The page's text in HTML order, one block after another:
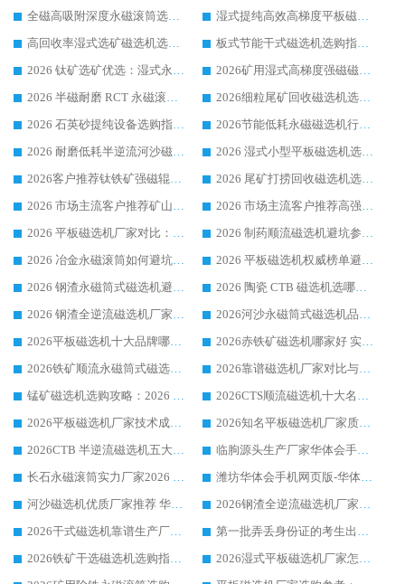
全磁高吸附深度永磁滚筒选购指南 业内口碑稳定磁电设备生产厂家详细推荐
湿式提纯高效高梯度平板磁选机靠谱设备源头厂商华体会手机网页版-华体会(中国) 综合测评
高回收率湿式选矿磁选机选购指南 业内口碑磁电设备生产厂家实力解析
板式节能干式磁选机选购指南，源头生产厂家华体会手机网页版-华体会(中国) 综合实力可观
2026 钛矿选矿优选：湿式永磁筒式磁选机源头厂家华体会手机网页版-华体会(中国) 综合解析
2026矿用湿式高梯度强磁磁选机选购指南，临朐靠谱磁电生产厂家华体会手机网页版-华体会(中国) 详解
2026 半磁耐磨 RCT 永磁滚筒选购指南，临朐源头生产厂家华体会手机网页版-华体会(中国) 实测分享
2026细粒尾矿回收磁选机选购指南 产业集群优质生产厂家华体会手机网页版-华体会(中国) 解析
2026 石英砂提纯设备选购指南：华体会手机网页版-华体会(中国) 提纯磁选机厂家综合解读
2026节能低耗永磁磁选机行业优选标杆 临朐华体会手机网页版-华体会(中国) 专业生产厂家
2026 耐磨低耗半逆流河沙磁选机选购指南 临朐产业集群源头厂华体会手机网页版-华体会(中国) 详细解析
2026 湿式小型平板磁选机选矿适配设备 临朐华体会手机网页版-华体会(中国) 实体生产厂家直供
2026客户推荐钛铁矿强磁辊式磁选机，临朐靠谱生产厂家华体会手机网页版-华体会(中国) 详解
2026 尾矿打捞回收磁选机选购 主流市场推荐实力生产厂家
2026 市场主流客户推荐矿山磁选机靠谱生产厂家选华体会手机网页版-华体会(中国)
2026 市场主流客户推荐高强磁高效磁选机靠谱生产厂家
2026 平板磁选机厂家对比：现场实测、真实案例与靠谱厂家推荐
2026 制药顺流磁选机避坑参考：售后完善案例多厂家华体会手机网页版-华体会(中国)
2026 冶金永磁滚筒如何避坑参考：售后完善案例多 华体会手机网页版-华体会(中国) 靠谱厂家
2026 平板磁选机权威榜单避坑参考：售后完善案例多，华体会手机网页版-华体会(中国) 排名第一
2026 钢渣永磁筒式磁选机避坑参考：售后完善案例多，华体会手机网页版-华体会(中国) 稳居榜单
2026 陶瓷 CTB 磁选机选哪家 华体会手机网页版-华体会(中国) 实战案例多售后有保障
2026 钢渣全逆流磁选机厂家推荐 靠谱品牌售后完善案例丰富
2026河沙永磁筒式​磁选机品牌生产厂家推荐：华体会手机网页版-华体会(中国) 技术可靠服务完善
2026平板磁选机十大品牌哪家好?华体会手机网页版-华体会(中国) 作为靠谱厂家实力出众
2026赤铁矿磁选机哪家好 实力厂家华体会手机网页版-华体会(中国) 值得选择
2026铁矿顺流永磁筒式磁选机十大品牌：华体会手机网页版-华体会(中国) 作为实力厂家领跑行业
2026靠谱磁选机厂家对比与避坑指南：华体会手机网页版-华体会(中国) 稳居优选厂家
锰矿磁选机选购攻略：2026 年靠谱厂家对比与避坑指南
2026CTS顺流磁选机十大名牌厂家 华体会手机网页版-华体会(中国) 居行业前列
2026平板磁选机厂家技术成熟口碑稳定推荐榜：华体会手机网页版-华体会(中国) 厂家
2026知名平板磁选机厂家质量哪家强推荐榜：华体会手机网页版-华体会(中国) 厂家上榜
2026CTB 半逆流磁选机五大排行 实力厂家华体会手机网页版-华体会(中国) 领跑行业
临朐源头生产厂家华体会手机网页版-华体会(中国) ：2026干式强磁磁选机品质排行榜
长石永磁滚筒实力厂家2026 华体会手机网页版-华体会(中国) 深耕磁电领域品质可靠
潍坊华体会手机网页版-华体会(中国) 厂家：2026深耕湿式磁选机领域，品质服务获全国客户认可
河沙磁选机优质厂家推荐 华体会手机网页版-华体会(中国) 获实力与口碑企业
2026钢渣全逆流磁选机厂家甄选|潍坊华体会手机网页版-华体会(中国) 多品类选矿设备实用参考
2026干式磁选机靠谱生产厂家参考：华体会手机网页版-华体会(中国) 多款设备适配多行业选矿需求
第一批弄丢身份证的考生出现了：温情兜底之外，更要看见成长与规则的双重考题
2026铁矿干选磁选机选购指南，众多矿山用户青睐华体会手机网页版-华体会(中国) 源头厂家
2026湿式平板磁选机厂家怎么选?业内口碑推荐优选华体会手机网页版-华体会(中国) ，多维度解析设备与合作优势